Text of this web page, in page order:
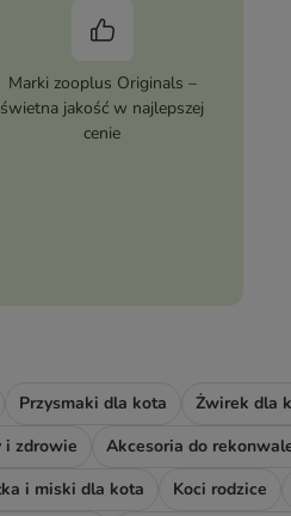
Marki zooplus Originals –
świetna jakość w najlepszej
cenie
Przysmaki dla kota Żwirek dla
i zdrowie
i miski dla kota Koci rodzice